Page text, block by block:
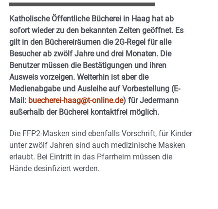
Katholische Öffentliche Bücherei in Haag hat ab
sofort wieder zu den bekannten Zeiten geöffnet. Es
gilt in den Büchereiräumen die 2G-Regel für alle
Besucher ab zwölf Jahre und drei Monaten. Die
Benutzer müssen die Bestätigungen und ihren
Ausweis vorzeigen. Weiterhin ist aber die
Medienabgabe und Ausleihe auf Vorbestellung (E-
Mail: buecherei-haag@t-online.de) für Jedermann
außerhalb der Bücherei kontaktfrei möglich.
Die FFP2-Masken sind ebenfalls Vorschrift, für Kinder
unter zwölf Jahren sind auch medizinische Masken
erlaubt. Bei Eintritt in das Pfarrheim müssen die
Hände desinfiziert werden.